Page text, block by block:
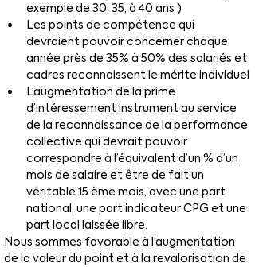
exemple de 30, 35, à 40 ans )
Les points de compétence qui
devraient pouvoir concerner chaque
année près de 35% à 50% des salariés et
cadres reconnaissent le mérite individuel
L’augmentation de la prime
d’intéressement instrument au service
de la reconnaissance de la performance
collective qui devrait pouvoir
correspondre à l’équivalent d’un % d’un
mois de salaire et être de fait un
véritable 15 ème mois, avec une part
national, une part indicateur CPG et une
part local laissée libre.
Nous sommes favorable à l’augmentation
de la valeur du point et à la revalorisation de